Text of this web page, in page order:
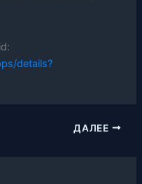
:
details?
ДАЛЕЕ